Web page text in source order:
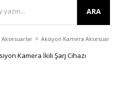
ARA
Aksesuarlar Aksiyon Kamera